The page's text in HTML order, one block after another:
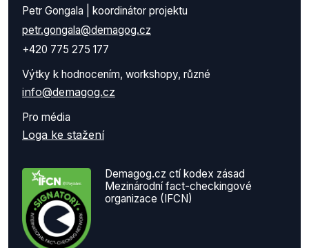
Petr Gongala | koordinátor projektu
petr.gongala@demagog.cz
+420 775 275 177
Výtky k hodnocením, workshopy, různé
info@demagog.cz
Pro média
Loga ke stažení
Demagog.cz ctí kodex zásad
Mezinárodní fact-checkingové
organizace (IFCN)